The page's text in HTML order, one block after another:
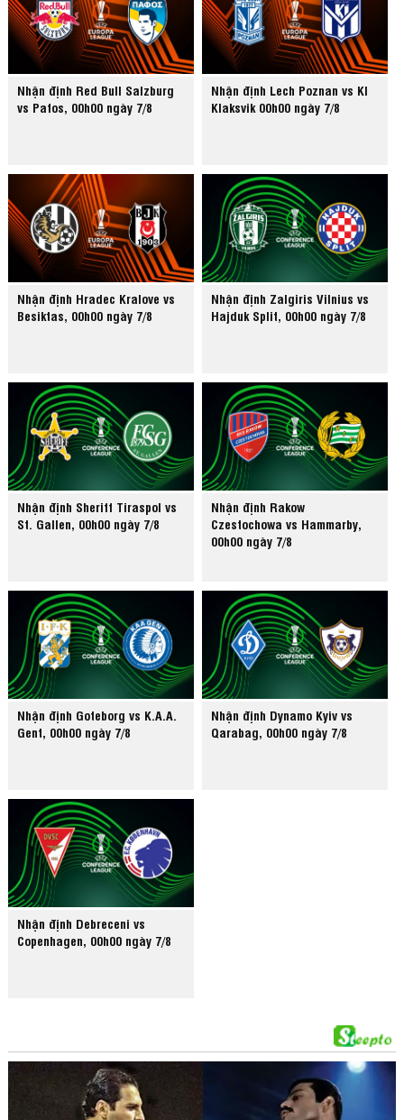
Nhận định Red Bull Salzburg
vs Pafos, 00h00 ngày 7/8
Nhận định Lech Poznan vs KI
Klaksvik 00h00 ngày 7/8
Nhận định Hradec Kralove vs
Besiktas, 00h00 ngày 7/8
Nhận định Zalgiris Vilnius vs
Hajduk Split, 00h00 ngày 7/8
Nhận định Sheriff Tiraspol vs
St. Gallen, 00h00 ngày 7/8
Nhận định Rakow
Czestochowa vs Hammarby,
00h00 ngày 7/8
Nhận định Goteborg vs K.A.A.
Gent, 00h00 ngày 7/8
Nhận định Dynamo Kyiv vs
Qarabag, 00h00 ngày 7/8
Nhận định Debreceni vs
Copenhagen, 00h00 ngày 7/8